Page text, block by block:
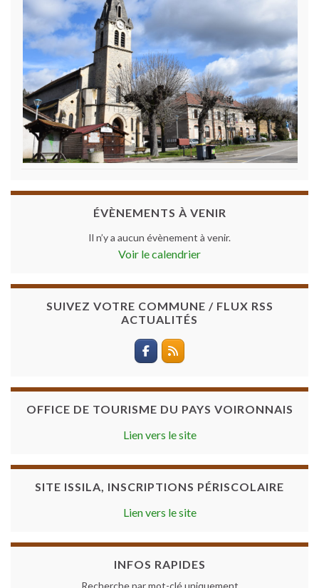
ÉVÈNEMENTS À VENIR
Il n’y a aucun évènement à venir.
Voir le calendrier
SUIVEZ VOTRE COMMUNE / FLUX RSS
ACTUALITÉS
OFFICE DE TOURISME DU PAYS VOIRONNAIS
Lien vers le site
SITE ISSILA, INSCRIPTIONS PÉRISCOLAIRE
Lien vers le site
INFOS RAPIDES
Recherche par mot-clé uniquement